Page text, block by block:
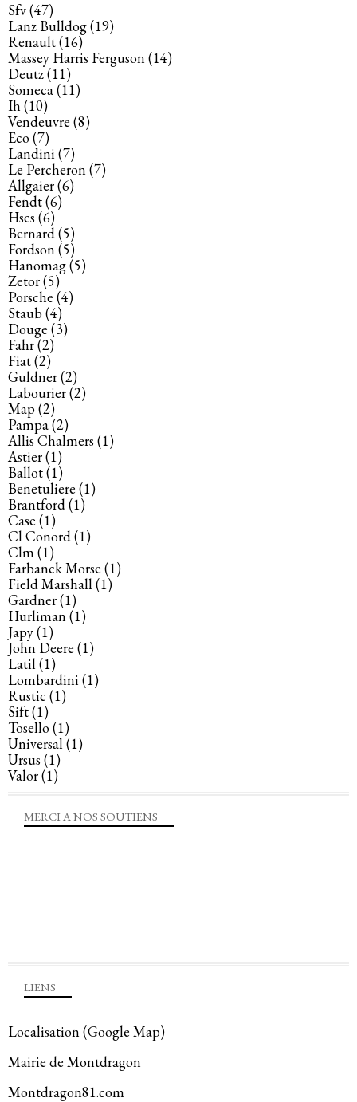
Sfv(47)
Lanz Bulldog(19)
Renault(16)
Massey Harris Ferguson(14)
Deutz(11)
Someca(11)
Ih(10)
Vendeuvre (8)
Eco(7)
Landini(7)
Le Percheron(7)
Allgaier(6)
Fendt(6)
Hscs (6)
Bernard(5)
Fordson(5)
Hanomag(5)
Zetor(5)
Porsche (4)
Staub(4)
Douge (3)
Fahr(2)
Fiat(2)
Guldner(2)
Labourier(2)
Map(2)
Pampa(2)
Allis Chalmers (1)
Astier(1)
Ballot(1)
Benetuliere (1)
Brantford(1)
Case (1)
Cl Conord(1)
Clm(1)
Farbanck Morse (1)
Field Marshall(1)
Gardner(1)
Hurliman(1)
Japy(1)
John Deere (1)
Latil(1)
Lombardini(1)
Rustic (1)
Sift(1)
Tosello(1)
Universal(1)
Ursus (1)
Valor(1)
LIENS
Localisation (Google Map)
Mairie de Montdragon
Montdragon81.com
MERCI A NOS SOUTIENS